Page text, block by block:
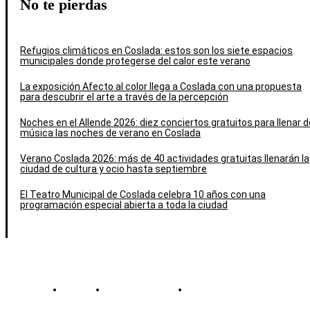
No te pierdas
Refugios climáticos en Coslada: estos son los siete espacios
municipales donde protegerse del calor este verano
La exposición Afecto al color llega a Coslada con una propuesta
para descubrir el arte a través de la percepción
Noches en el Allende 2026: diez conciertos gratuitos para llenar
música las noches de verano en Coslada
Verano Coslada 2026: más de 40 actividades gratuitas llenarán la
ciudad de cultura y ocio hasta septiembre
El Teatro Municipal de Coslada celebra 10 años con una
programación especial abierta a toda la ciudad
Contacto Política de cookies